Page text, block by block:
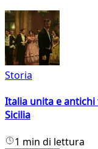
Storia
Italia unita e
Sicilia
1 min di lettura